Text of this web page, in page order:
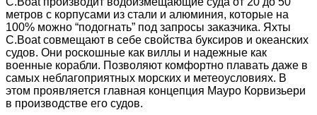
метров с корпусами из стали и алюминия, которые на
100% можно “подогнать” под запросы заказчика. Яхты
C.Boat совмещают в себе свойства буксиров и океанских
судов. Они роскошные как виллы и надежные как
военные корабли. Позволяют комфортно плавать даже в
самых неблагоприятных морских и метеоусловиях. В
этом проявляется главная концепция Мауро Корвизьери
в производстве его судов.